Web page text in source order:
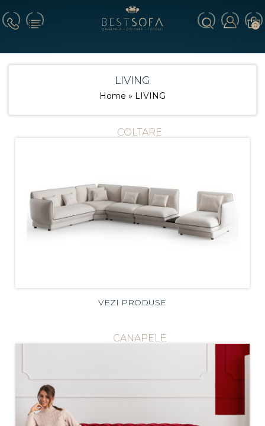
0
LIVING
Home » LIVING
COLTARE
VEZI PRODUSE
CANAPELE